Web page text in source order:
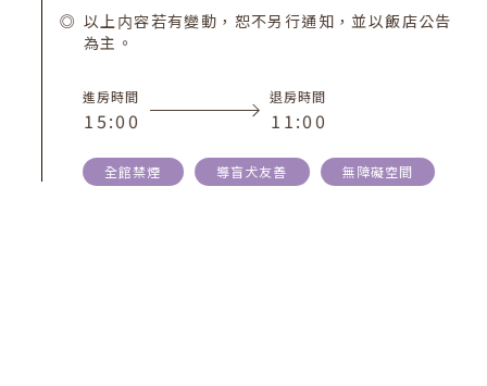
以上内容若有變動，恕不另行通知，並以飯店公告
為主。
進房時間
15:00
退房時間
11:00
全館禁煙 導盲犬友善 無障礙空間